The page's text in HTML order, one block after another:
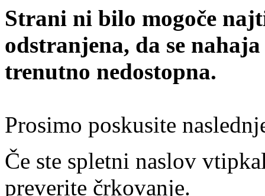
Strani ni bilo mogoče
odstranjena, da se
trenutno nedostopna.
Prosimo poskusite
Če ste spletni naslov
preverite črkovanje.